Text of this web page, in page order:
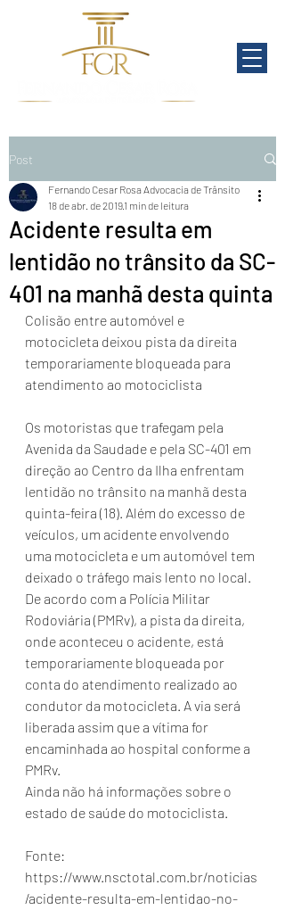
Post
Acidente resulta em
lentidão no trânsito da SC-
401 na manhã desta quinta
Fernando Cesar Rosa Advocacia de Trânsito
18 de abr. de 20191 min de leitura
Colisão entre automóvel e
motocicleta deixou pista da direita
temporariamente bloqueada para
atendimento ao motociclista
Os motoristas que trafegam pela
Avenida da Saudade e pela SC-401 em
direção ao Centro da Ilha enfrentam
lentidão no trânsito na manhã desta
quinta-feira (18). Além do excesso de
veículos, um acidente envolvendo
uma motocicleta e um automóvel tem
deixado o tráfego mais lento no local.
De acordo com a Polícia Militar
Rodoviária (PMRv), a pista da direita,
onde aconteceu o acidente, está
temporariamente bloqueada por
conta do atendimento realizado ao
condutor da motocicleta. A via será
liberada assim que a vítima for
encaminhada ao hospital conforme a
PMRv.
Ainda não há informações sobre o
estado de saúde do motociclista.
Fonte:
https://www.nsctotal.com.br/noticias
/acidente-resulta-em-lentidao-no-